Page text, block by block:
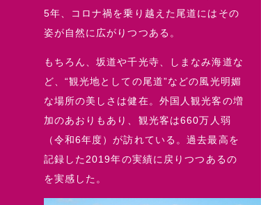
5年、コロナ禍を乗り越えた尾道にはその
姿が自然に広がりつつある。
もちろん、坂道や千光寺、しまなみ海道な
ど、“観光地としての尾道”などの風光明媚
な場所の美しさは健在。外国人観光客の増
加のあおりもあり、観光客は660万人弱
（令和6年度）が訪れている。過去最高を
記録した2019年の実績に戻りつつあるの
を実感した。